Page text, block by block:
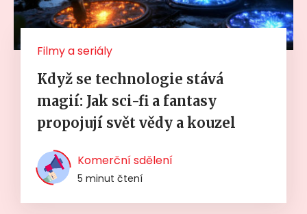
Filmy a seriály
Když se technologie stává
magií: Jak sci-fi a fantasy
propojují svět vědy a kouzel
Komerční sdělení
5 minut čtení